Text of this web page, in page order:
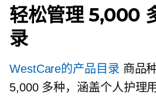
轻松管理 5,000
录
WestCare的产品目录 商品
5,000 多种，涵盖个人护理